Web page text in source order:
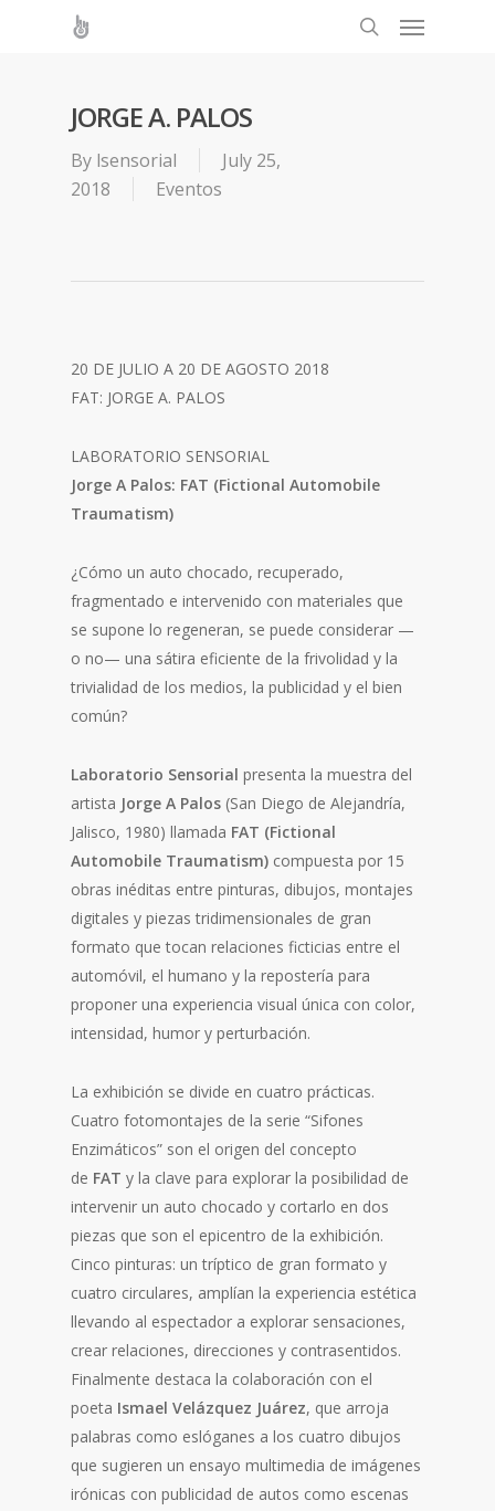
JORGE A. PALOS
By lsensorial
July 25,
2018
Eventos
20 DE JULIO A 20 DE AGOSTO 2018
FAT: JORGE A. PALOS
LABORATORIO SENSORIAL
Jorge A Palos: FAT (Fictional Automobile
Traumatism)
¿Cómo un auto chocado, recuperado,
fragmentado e intervenido con materiales que
se supone lo regeneran, se puede considerar —
o no— una sátira eficiente de la frivolidad y la
trivialidad de los medios, la publicidad y el bien
común?
Laboratorio Sensorial presenta la muestra del
artista Jorge A Palos (San Diego de Alejandría,
Jalisco, 1980) llamada FAT (Fictional
Automobile Traumatism) compuesta por 15
obras inéditas entre pinturas, dibujos, montajes
digitales y piezas tridimensionales de gran
formato que tocan relaciones ficticias entre el
automóvil, el humano y la repostería para
proponer una experiencia visual única con color,
intensidad, humor y perturbación.
La exhibición se divide en cuatro prácticas.
Cuatro fotomontajes de la serie “Sifones
Enzimáticos” son el origen del concepto
de FAT y la clave para explorar la posibilidad de
intervenir un auto chocado y cortarlo en dos
piezas que son el epicentro de la exhibición.
Cinco pinturas: un tríptico de gran formato y
cuatro circulares, amplían la experiencia estética
llevando al espectador a explorar sensaciones,
crear relaciones, direcciones y contrasentidos.
Finalmente destaca la colaboración con el
poeta Ismael Velázquez Juárez, que arroja
palabras como eslóganes a los cuatro dibujos
que sugieren un ensayo multimedia de imágenes
irónicas con publicidad de autos como escenas